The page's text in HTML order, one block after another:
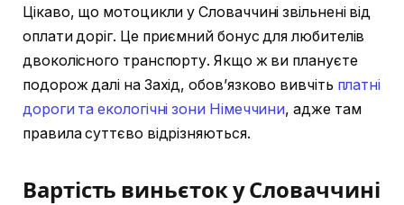
Цікаво, що мотоцикли у Словаччині звільнені від
оплати доріг. Це приємний бонус для любителів
двоколісного транспорту. Якщо ж ви плануєте
подорож далі на Захід, обов’язково вивчіть платні
дороги та екологічні зони Німеччини, адже там
правила суттєво відрізняються.
Вартість виньєток у Словаччині